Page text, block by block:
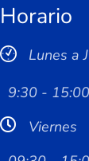
Horario
Lunes a
9:30 -
Viernes